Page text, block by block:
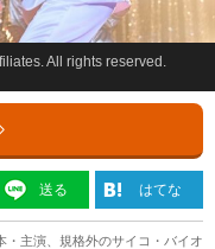
All rights reserved.
送る はてな
・主演、規格外のサイコ・バイオ